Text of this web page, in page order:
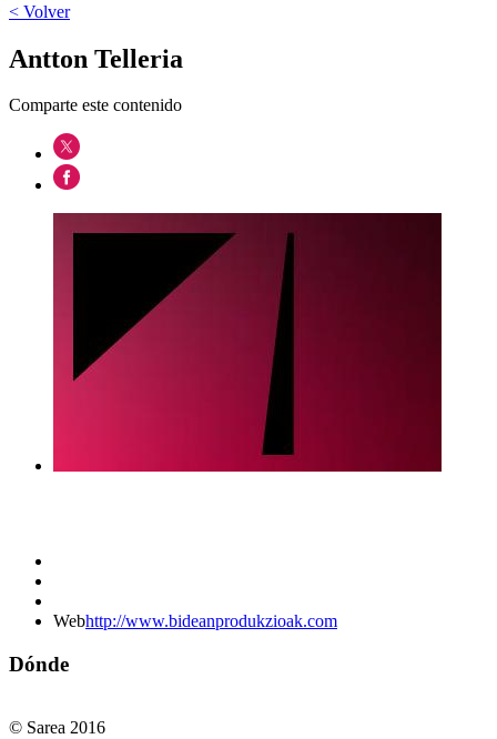
< Volver
Antton Telleria
Comparte este contenido
Webhttp://www.bideanprodukzioak.com
Dónde
© Sarea 2016